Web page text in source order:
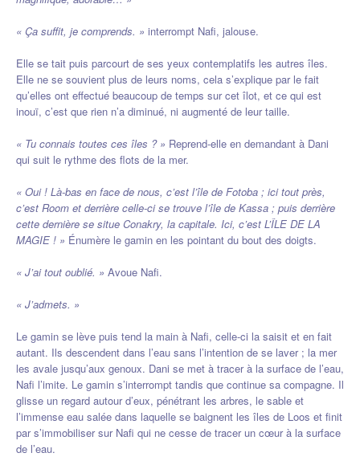
« Ça suffit, je comprends. » interrompt Nafi, jalouse.
Elle se tait puis parcourt de ses yeux contemplatifs les autres îles.
Elle ne se souvient plus de leurs noms, cela s’explique par le fait
qu’elles ont effectué beaucoup de temps sur cet îlot, et ce qui est
inouï, c’est que rien n’a diminué, ni augmenté de leur taille.
« Tu connais toutes ces îles ? » Reprend-elle en demandant à Dani
qui suit le rythme des flots de la mer.
« Oui ! Là-bas en face de nous, c’est l’île de Fotoba ; ici tout près,
c’est Room et derrière celle-ci se trouve l’île de Kassa ; puis derrière
cette dernière se situe Conakry, la capitale. Ici, c’est L’ÎLE DE LA
MAGIE ! » Énumère le gamin en les pointant du bout des doigts.
« J’ai tout oublié. » Avoue Nafi.
« J’admets. »
Le gamin se lève puis tend la main à Nafi, celle-ci la saisit et en fait
autant. Ils descendent dans l’eau sans l’intention de se laver ; la mer
les avale jusqu’aux genoux. Dani se met à tracer à la surface de l’eau,
Nafi l’imite. Le gamin s’interrompt tandis que continue sa compagne. Il
glisse un regard autour d’eux, pénétrant les arbres, le sable et
l’immense eau salée dans laquelle se baignent les îles de Loos et finit
par s’immobiliser sur Nafi qui ne cesse de tracer un cœur à la surface
de l’eau.